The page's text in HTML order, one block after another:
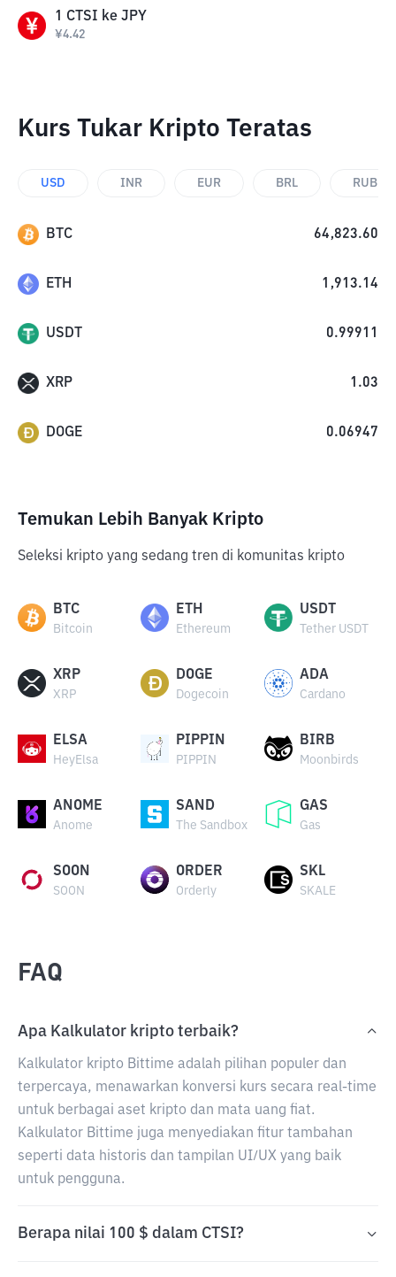
1 CTSI ke JPY
¥4.42
Kurs Tukar Kripto Teratas
USD INR EUR BRL RUB
BTC 64,823.60
ETH 1,913.14
USDT 0.99911
XRP 1.03
DOGE 0.06947
Temukan Lebih Banyak Kripto
Seleksi kripto yang sedang tren di komunitas kripto
BTC
Bitcoin
ETH
Ethereum
USDT
Tether USDT
XRP
XRP
DOGE
Dogecoin
ADA
Cardano
ELSA
HeyElsa
PIPPIN
PIPPIN
BIRB
Moonbirds
ANOME
Anome
SAND
The Sandbox
GAS
Gas
SOON
SOON
ORDER
Orderly
SKL
SKALE
FAQ
Apa Kalkulator kripto terbaik?
Kalkulator kripto Bittime adalah pilihan populer dan
terpercaya, menawarkan konversi kurs secara real-time
untuk berbagai aset kripto dan mata uang fiat.
Kalkulator Bittime juga menyediakan fitur tambahan
seperti data historis dan tampilan UI/UX yang baik
untuk pengguna.
Berapa nilai 100 $ dalam CTSI?